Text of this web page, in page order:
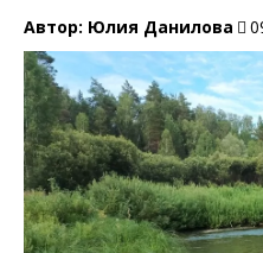
Автор: Юлия Данилова